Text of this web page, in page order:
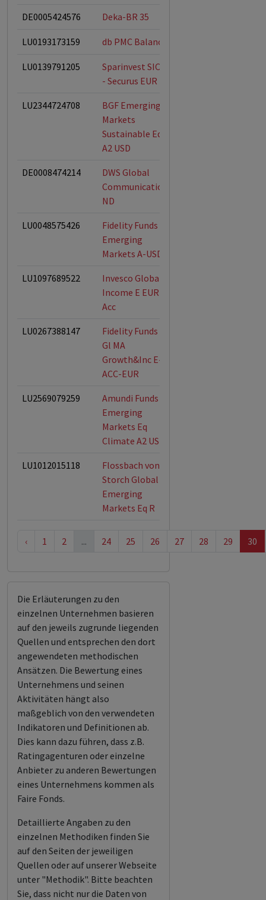
DE0005424576 Deka-BR 35
LU0193173159 db PMC Balance
LU0139791205
Sparinvest SICAV
- Securus EUR R
LU2344724708
BGF Emerging
Markets
Sustainable Eqty
A2 USD
DE0008474214
DWS Global
Communications
ND
LU0048575426
Fidelity Funds -
Emerging
Markets A-USD
LU1097689522
Invesco Global
Income E EUR
Acc
LU0267388147
Fidelity Funds -
Gl MA
Growth&Inc E-
ACC-EUR
LU2569079259
Amundi Funds
Emerging
Markets Eq
Climate A2 USD C
LU1012015118
Flossbach von
Storch Global
Emerging
Markets Eq R
‹ 1 2 ... 24 25 26 27 28 29 30
Die Erläuterungen zu den
einzelnen Unternehmen basieren
auf den jeweils zugrunde liegenden
Quellen und entsprechen den dort
angewendeten methodischen
Ansätzen. Die Bewertung eines
Unternehmens und seinen
Aktivitäten hängt also
maßgeblich von den verwendeten
Indikatoren und Definitionen ab.
Dies kann dazu führen, dass z.B.
Ratingagenturen oder einzelne
Anbieter zu anderen Bewertungen
eines Unternehmens kommen als
Faire Fonds.
Detaillierte Angaben zu den
einzelnen Methodiken finden Sie
auf den Seiten der jeweiligen
Quellen oder auf unserer Webseite
unter "Methodik". Bitte beachten
Sie, dass nicht nur die Daten von